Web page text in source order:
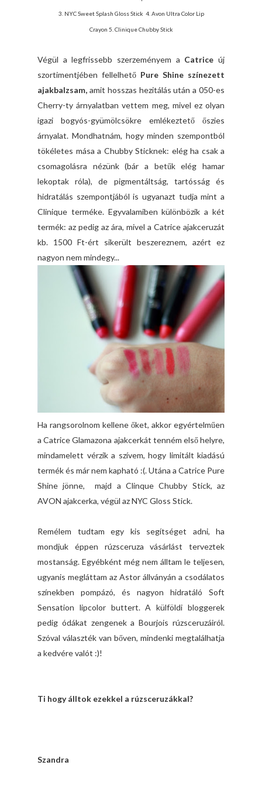
3. NYC Sweet Splash Gloss Stick 4. Avon Ultra Color Lip
Crayon 5. Clinique Chubby Stick
Végül a legfrissebb szerzeményem a Catrice új
szortimentjében fellelhető Pure Shine színezett
ajakbalzsam, amit hosszas hezitálás után a 050-es
Cherry-ty árnyalatban vettem meg, mivel ez olyan
igazi bogyós-gyümölcsökre emlékeztető őszies
árnyalat. Mondhatnám, hogy minden szempontból
tökéletes mása a Chubby Sticknek: elég ha csak a
csomagolásra nézünk (bár a betűk elég hamar
lekoptak róla), de pigmentáltság, tartósság és
hidratálás szempontjából is ugyanazt tudja mint a
Clinique terméke. Egyvalamiben különbözik a két
termék: az pedig az ára, mivel a Catrice ajakceruzát
kb. 1500 Ft-ért sikerült beszereznem, azért ez
nagyon nem mindegy...
Ha rangsorolnom kellene őket, akkor egyértelműen
a Catrice Glamazona ajakcerkát tenném első helyre,
mindamelett vérzik a szívem, hogy limitált kiadású
termék és már nem kapható :(. Utána a Catrice Pure
Shine jönne, majd a Clinque Chubby Stick, az
AVON ajakcerka, végül az NYC Gloss Stick.
Remélem tudtam egy kis segítséget adni, ha
mondjuk éppen rúzsceruza vásárlást terveztek
mostanság. Egyébként még nem álltam le teljesen,
ugyanis megláttam az Astor állványán a csodálatos
színekben pompázó, és nagyon hidratáló Soft
Sensation lipcolor buttert. A külföldi bloggerek
pedig ódákat zengenek a Bourjois rúzsceruzáiról.
Szóval választék van bőven, mindenki megtalálhatja
a kedvére valót :)!
Ti hogy álltok ezekkel a rúzsceruzákkal?
Szandra